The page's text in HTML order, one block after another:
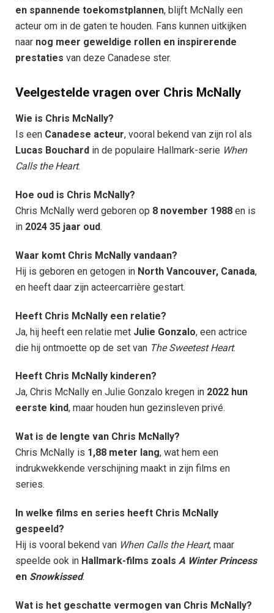
en spannende toekomstplannen, blijft McNally een
acteur om in de gaten te houden. Fans kunnen uitkijken
naar nog meer geweldige rollen en inspirerende
prestaties van deze Canadese ster.
Veelgestelde vragen over Chris McNally
Wie is Chris McNally?
Is een Canadese acteur, vooral bekend van zijn rol als
Lucas Bouchard in de populaire Hallmark-serie When
Calls the Heart.
Hoe oud is Chris McNally?
Chris McNally werd geboren op 8 november 1988 en is
in 2024 35 jaar oud.
Waar komt Chris McNally vandaan?
Hij is geboren en getogen in North Vancouver, Canada,
en heeft daar zijn acteercarrière gestart.
Heeft Chris McNally een relatie?
Ja, hij heeft een relatie met Julie Gonzalo, een actrice
die hij ontmoette op de set van The Sweetest Heart.
Heeft Chris McNally kinderen?
Ja, Chris McNally en Julie Gonzalo kregen in 2022 hun
eerste kind, maar houden hun gezinsleven privé.
Wat is de lengte van Chris McNally?
Chris McNally is 1,88 meter lang, wat hem een
indrukwekkende verschijning maakt in zijn films en
series.
In welke films en series heeft Chris McNally
gespeeld?
Hij is vooral bekend van When Calls the Heart, maar
speelde ook in Hallmark-films zoals A Winter Princess
en Snowkissed.
Wat is het geschatte vermogen van Chris McNally?